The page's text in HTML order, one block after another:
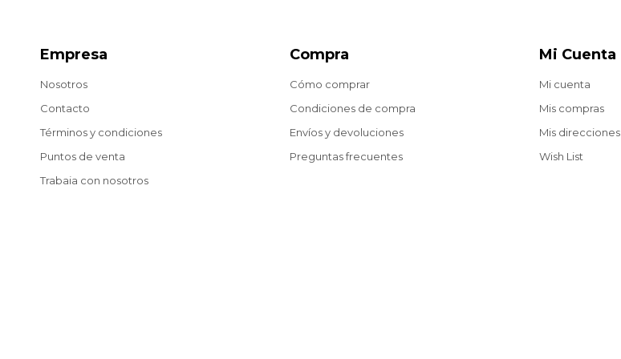
Empresa
Nosotros
Contacto
Términos y condiciones
Puntos de venta
Trabaja con nosotros
Compra
Cómo comprar
Condiciones de compra
Envíos y devoluciones
Preguntas frecuentes
Mi Cuenta
Mi cuenta
Mis compras
Mis direcciones
Wish List